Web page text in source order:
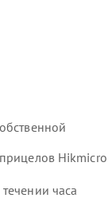
Hikmicro
часа